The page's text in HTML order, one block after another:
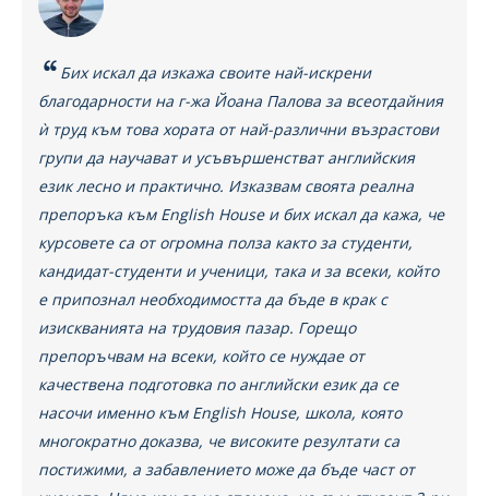
Бих искал да изкажа своите най-искрени
благодарности на г-жа Йоана Палова за всеотдайния
ѝ труд към това хората от най-различни възрастови
групи да научават и усъвършенстват английския
език лесно и практично. Изказвам своята реална
препоръка към English House и бих искал да кажа, че
курсовете са от огромна полза както за студенти,
кандидат-студенти и ученици, така и за всеки, който
е припознал необходимостта да бъде в крак с
изискванията на трудовия пазар. Горещо
препоръчвам на всеки, който се нуждае от
качествена подготовка по английски език да се
насочи именно към English House, школа, която
многократно доказва, че високите резултати са
постижими, а забавлението може да бъде част от